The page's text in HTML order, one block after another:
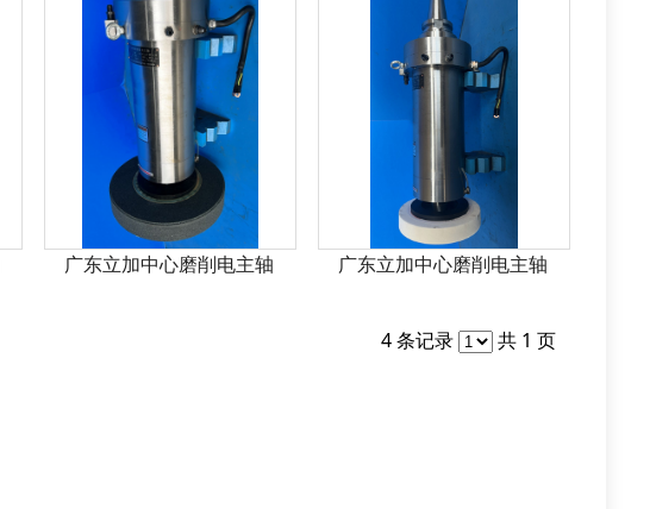
广东立加中心磨削电主轴 广东立加中心磨削电主轴
4 条记录 共 1 页